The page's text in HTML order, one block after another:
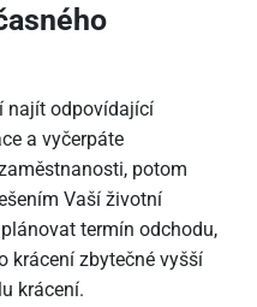
najít odpovídající
a vyčerpáte
potom
Vaší životní
termín odchodu,
krácení zbytečné vyšší
krácení.